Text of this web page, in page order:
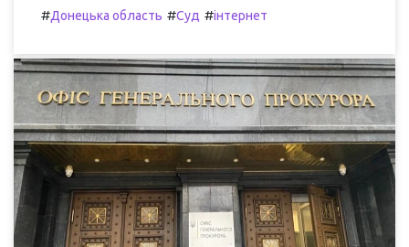
#Донецька область #Суд #інтернет